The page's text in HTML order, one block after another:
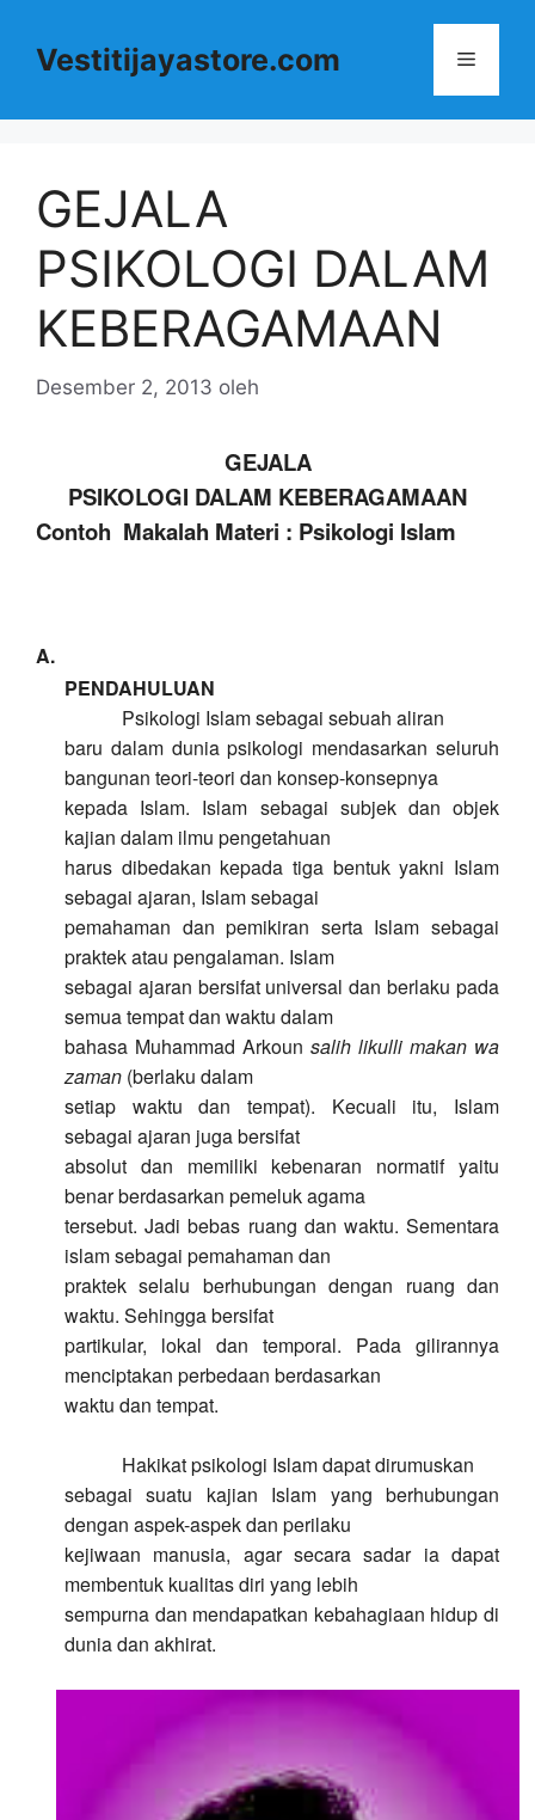
Vestitijayastore.com Menu
GEJALA
PSIKOLOGI DALAM
KEBERAGAMAAN
Desember 2, 2013 oleh
GEJALA
PSIKOLOGI DALAM KEBERAGAMAAN
Contoh Makalah Materi : Psikologi Islam
A.
PENDAHULUAN
Psikologi Islam sebagai sebuah aliran
baru dalam dunia psikologi mendasarkan seluruh
bangunan teori-teori dan konsep-konsepnya
kepada Islam. Islam sebagai subjek dan objek
kajian dalam ilmu pengetahuan
harus dibedakan kepada tiga bentuk yakni Islam
sebagai ajaran, Islam sebagai
pemahaman dan pemikiran serta Islam sebagai
praktek atau pengalaman. Islam
sebagai ajaran bersifat universal dan berlaku pada
semua tempat dan waktu dalam
bahasa Muhammad Arkoun salih likulli makan wa
zaman (berlaku dalam
setiap waktu dan tempat). Kecuali itu, Islam
sebagai ajaran juga bersifat
absolut dan memiliki kebenaran normatif yaitu
benar berdasarkan pemeluk agama
tersebut. Jadi bebas ruang dan waktu. Sementara
islam sebagai pemahaman dan
praktek selalu berhubungan dengan ruang dan
waktu. Sehingga bersifat
partikular, lokal dan temporal. Pada gilirannya
menciptakan perbedaan berdasarkan
waktu dan tempat.
Hakikat psikologi Islam dapat dirumuskan
sebagai suatu kajian Islam yang berhubungan
dengan aspek-aspek dan perilaku
kejiwaan manusia, agar secara sadar ia dapat
membentuk kualitas diri yang lebih
sempurna dan mendapatkan kebahagiaan hidup di
dunia dan akhirat.